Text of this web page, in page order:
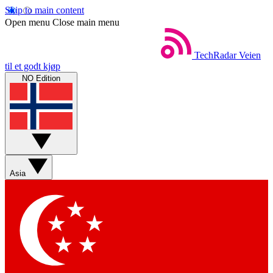
Skip to main content
Open menu Close main menu
TechRadar Veien
til et godt kjøp
NO Edition
Asia